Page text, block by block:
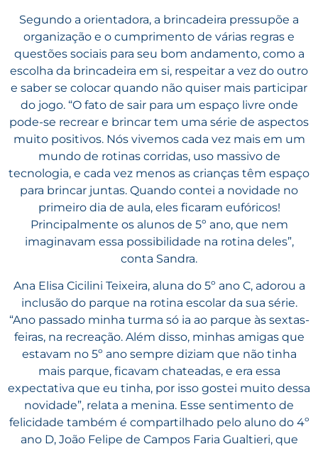
Segundo a orientadora, a brincadeira pressupõe a
organização e o cumprimento de várias regras e
questões sociais para seu bom andamento, como a
escolha da brincadeira em si, respeitar a vez do outro
e saber se colocar quando não quiser mais participar
do jogo. “O fato de sair para um espaço livre onde
pode-se recrear e brincar tem uma série de aspectos
muito positivos. Nós vivemos cada vez mais em um
mundo de rotinas corridas, uso massivo de
tecnologia, e cada vez menos as crianças têm espaço
para brincar juntas. Quando contei a novidade no
primeiro dia de aula, eles ficaram eufóricos!
Principalmente os alunos de 5º ano, que nem
imaginavam essa possibilidade na rotina deles”,
conta Sandra.
Ana Elisa Cicilini Teixeira, aluna do 5º ano C, adorou a
inclusão do parque na rotina escolar da sua série.
“Ano passado minha turma só ia ao parque às sextas-
feiras, na recreação. Além disso, minhas amigas que
estavam no 5º ano sempre diziam que não tinha
mais parque, ficavam chateadas, e era essa
expectativa que eu tinha, por isso gostei muito dessa
novidade”, relata a menina. Esse sentimento de
felicidade também é compartilhado pelo aluno do 4º
ano D, João Felipe de Campos Faria Gualtieri, que